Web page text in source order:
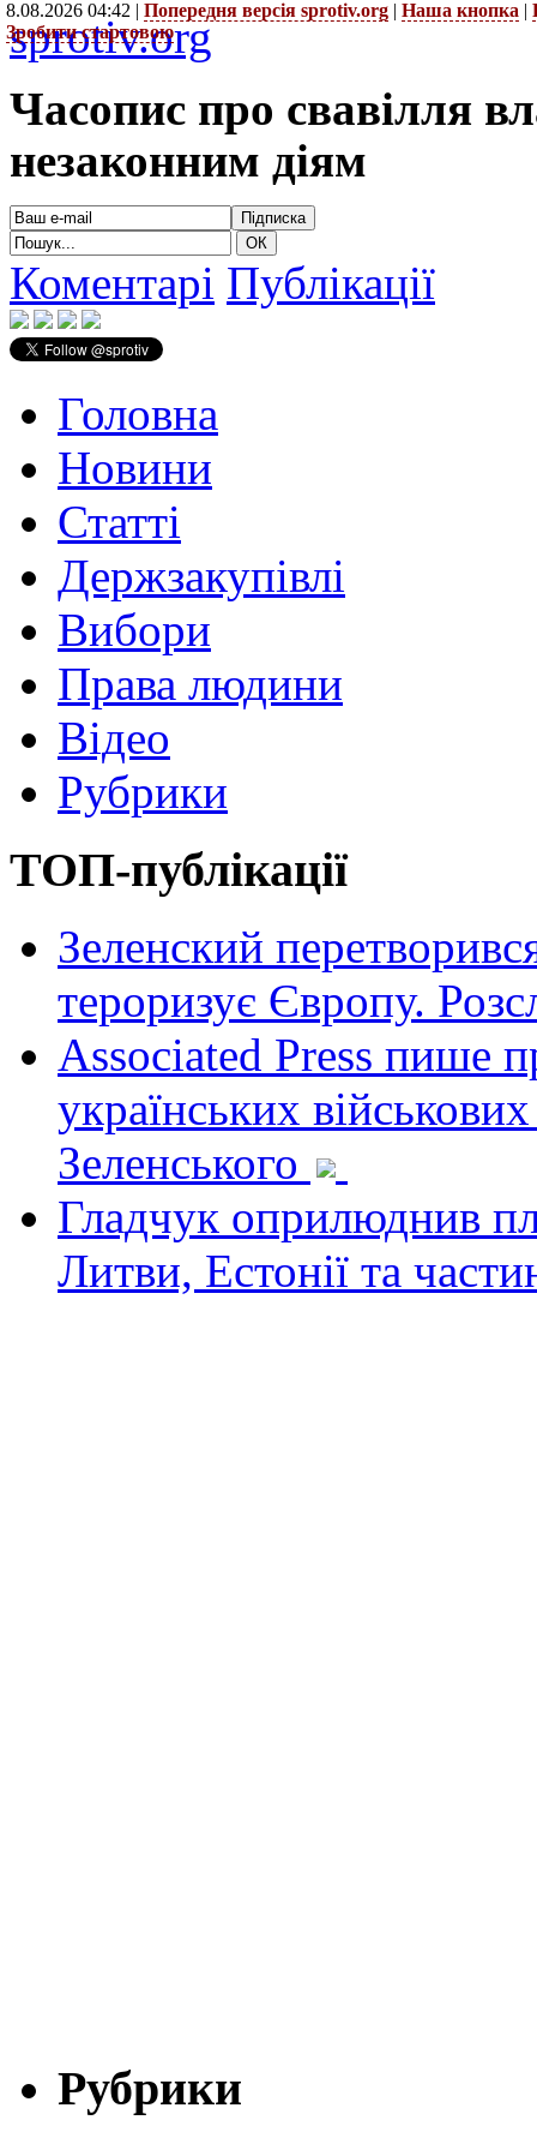
8.08.2026 04:42 | Попередня версія sprotiv.org | Наша кнопка |
Зробити стартовою
sprotiv.org
Часопис про свавілля
незаконним діям
Коментарі Публікації
Головна
Новини
Статті
Держзакупівлі
Вибори
Права людини
Відео
Рубрики
ТОП-публікації
Зеленский
тероризує Європу.
Associated Press пише
українських
Зеленського
Гладчук оприлюднив
Литви, Естонії та
Рубрики